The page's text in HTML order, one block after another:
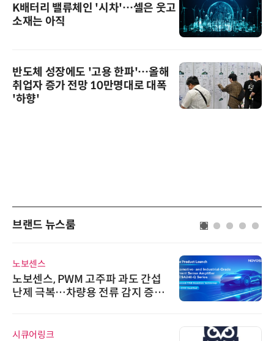
K배터리 밸류체인 '시차'…셀은 웃고
소재는 아직
반도체 성장에도 '고용 한파'…올해
취업자 증가 전망 10만명대로 대폭
'하향'
브랜드 뉴스룸
노보센스
노보센스, PWM 고주파 과도 간섭
난제 극복…차량용 전류 감지 증폭
시큐어링크